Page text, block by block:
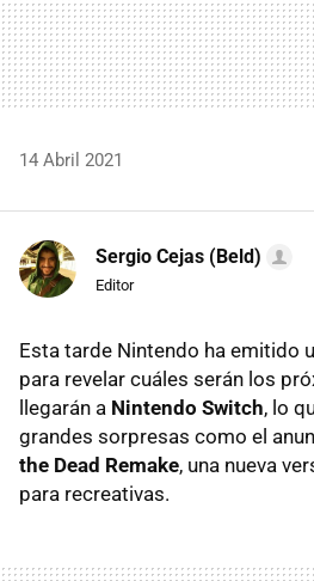
14 Abril 2021
Sergio Cejas (Beld)
Editor
Esta tarde Nintendo ha emitido
para revelar cuáles serán los
llegarán a Nintendo Switch, lo
grandes sorpresas como el
the Dead Remake, una nueva
para recreativas.